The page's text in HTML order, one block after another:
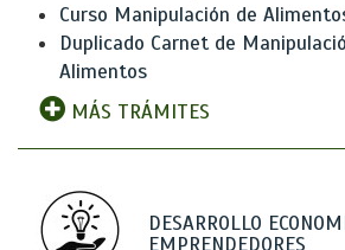
Curso Manipulación de
Duplicado Carnet de
Alimentos
MÁS TRÁMITES
DESARROLLO
EMPRENDEDORES